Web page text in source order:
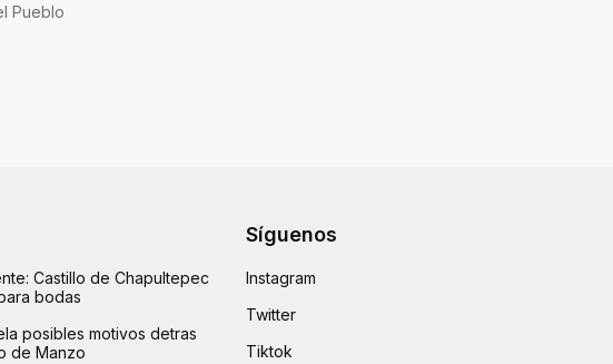
Pueblo
Castillo de Chapultepec
bodas
posibles motivos detras
de Manzo
Síguenos
Instagram
Twitter
Tiktok